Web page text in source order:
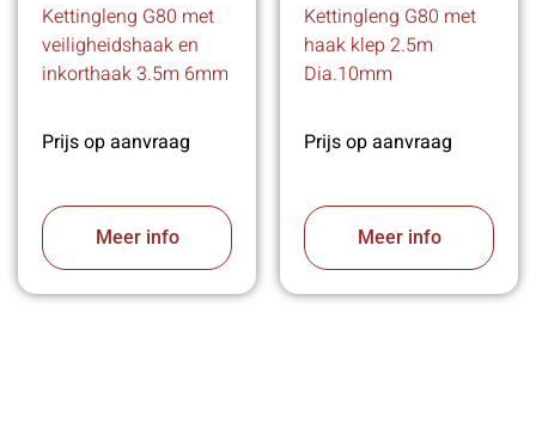
Kettingleng G80 met
veiligheidshaak en
inkorthaak 3.5m 6mm
Prijs op aanvraag
Meer info
Kettingleng G80 met
haak klep 2.5m
Dia.10mm
Prijs op aanvraag
Meer info